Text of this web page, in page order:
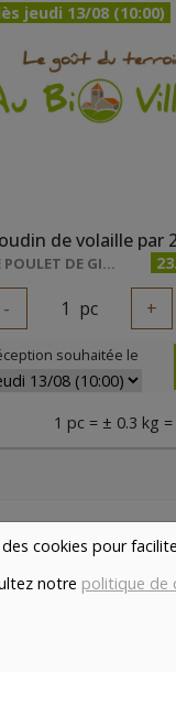
cookies pour
notre politique de
jeudi 13/08 (10:00)
de volaille par
LE POULET DE GIBECQ
- 1 pc +
souhaitée le
1 pc = ± 0.3 kg
vendredi 14/08